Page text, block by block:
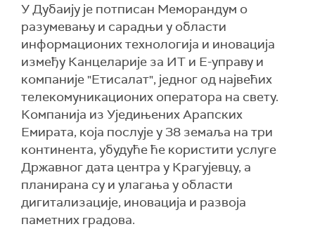
У Дубаију је потписан Меморандум о
разумевању и сарадњи у области
информационих технологија и иновација
између Канцеларије за ИТ и Е-управу и
компаније "Етисалат", једног од највећих
телекомуникационих оператора на свету.
Компанија из Уједињених Арапских
Емирата, која послује у 38 земаља на три
континента, убудуће ће користити услуге
Државног дата центра у Крагујевцу, а
планирана су и улагања у области
дигитализације, иновација и развоја
паметних градова.